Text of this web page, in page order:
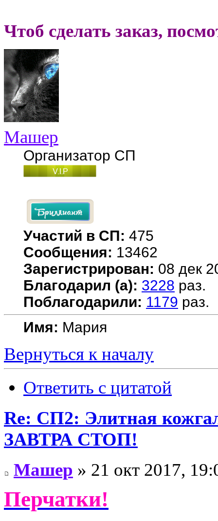
Чтоб сделать заказ,
Машер
Организатор СП
Участий в СП: 475
Сообщения: 13462
Зарегистрирован: 08 дек
Благодарил (а): 3228 раз.
Поблагодарили: 1179 раз.
Имя: Мария
Вернуться к началу
Ответить с цитатой
Re: СП2: Элитная
ЗАВТРА СТОП!
Машер » 21 окт 2017,
Перчатки!